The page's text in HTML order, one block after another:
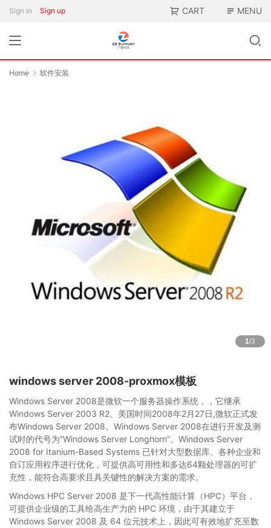
Sign in Sign up CART MENU
Home 软件安装
1/3
windows server 2008-proxmox模板
Windows Server 2008是微软一个服务器操作系统，，它继承
Windows Server 2003 R2。美国时间2008年2月27日,微软正式发
布Windows Server 2008。Windows Server 2008在进行开发及测
试时的代号为”Windows Server Longhorn”。Windows Server
2008 for Itanium-Based Systems 已针对大型数据库、各种企业和
自订应用程序进行优化，可提供高可用性和多达64颗处理器的可扩
充性，能符合高要求且具关键性的解决方案的需求。
Windows HPC Server 2008 是下一代高性能计算（HPC）平台，
可提供企业级的工具给高生产力的 HPC 环境，由于其建立于
Windows Server 2008 及 64 位元技术上，因此可有效地扩充至数